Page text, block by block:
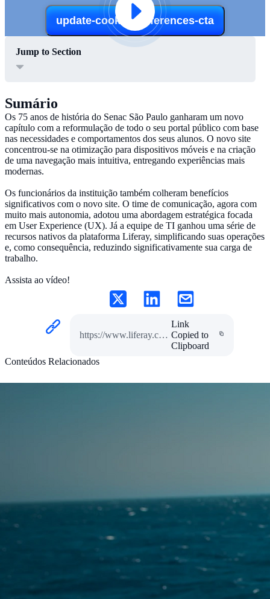
update-cookie-preferences-cta
Jump to Section
Sumário
Os 75 anos de história do Senac São Paulo ganharam um novo
capítulo com a reformulação de todo o seu portal público com base
nas necessidades e comportamentos dos seus alunos. O novo site
concentrou-se na otimização para dispositivos móveis e na criação
de uma navegação mais intuitiva, entregando experiências mais
modernas.
Os funcionários da instituição também colheram benefícios
significativos com o novo site. O time de comunicação, agora com
muito mais autonomia, adotou uma abordagem estratégica focada
em User Experience (UX). Já a equipe de TI ganhou uma série de
recursos nativos da plataforma Liferay, simplificando suas operações
e, como consequência, reduzindo significativamente sua carga de
trabalho.
Assista ao vídeo!
https://www.liferay.com/pt/resources/case-studies/senac-sao-paulo
Link
Copied to
Clipboard
Conteúdos Relacionados
Amet vitae mi, lacus mi fusce ut vestibulum a.
Dolor nascetur posuere elit, velit, nec nisl
Confira o conteúdo
Para celebrar seus 70 anos de história, a maior